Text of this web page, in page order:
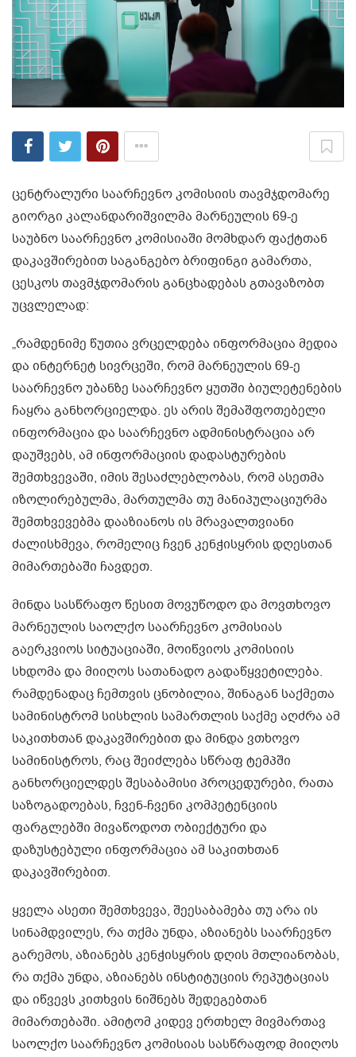
ცენტრალური საარჩევნო კომისიის თავმჯდომარე
გიორგი კალანდარიშვილმა მარნეულის 69-ე
საუბნო საარჩევნო კომისიაში მომხდარ ფაქტთან
დაკავშირებით საგანგებო ბრიფინგი გამართა,
ცესკოს თავმჯდომარის განცხადებას გთავაზობთ
უცვლელად:
„რამდენიმე წუთია ვრცელდება ინფორმაცია მედია
და ინტერნეტ სივრცეში, რომ მარნეულის 69-ე
საარჩევნო უბანზე საარჩევნო ყუთში ბიულეტენების
ჩაყრა განხორციელდა. ეს არის შემაშფოთებელი
ინფორმაცია და საარჩევნო ადმინისტრაცია არ
დაუშვებს, ამ ინფორმაციის დადასტურების
შემთხვევაში, იმის შესაძლებლობას, რომ ასეთმა
იზოლირებულმა, მართულმა თუ მანიპულაციურმა
შემთხვევებმა დააზიანოს ის მრავალთვიანი
ძალისხმევა, რომელიც ჩვენ კენჭისყრის დღესთან
მიმართებაში ჩავდეთ.
მინდა სასწრაფო წესით მოვუწოდო და მოვთხოვო
მარნეულის საოლქო საარჩევნო კომისიას
გაერკვიოს სიტუაციაში, მოიწვიოს კომისიის
სხდომა და მიიღოს სათანადო გადაწყვეტილება.
რამდენადაც ჩემთვის ცნობილია, შინაგან საქმეთა
სამინისტრომ სისხლის სამართლის საქმე აღძრა ამ
საკითხთან დაკავშირებით და მინდა ვთხოვო
სამინისტროს, რაც შეიძლება სწრაფ ტემპში
განხორციელდეს შესაბამისი პროცედურები, რათა
საზოგადოებას, ჩვენ-ჩვენი კომპეტენციის
ფარგლებში მივაწოდოთ ობიექტური და
დაზუსტებული ინფორმაცია ამ საკითხთან
დაკავშირებით.
ყველა ასეთი შემთხვევა, შეესაბამება თუ არა ის
სინამდვილეს, რა თქმა უნდა, აზიანებს საარჩევნო
გარემოს, აზიანებს კენჭისყრის დღის მთლიანობას,
რა თქმა უნდა, აზიანებს ინსტიტუციის რეპუტაციას
და იწვევს კითხვის ნიშნებს შედეგებთან
მიმართებაში. ამიტომ კიდევ ერთხელ მივმართავ
საოლქო საარჩევნო კომისიას სასწრაფოდ მიიღოს